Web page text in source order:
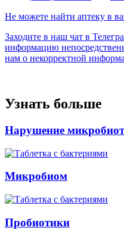
Не можете найти аптеку в
Заходите в наш чат в
информацию
нам о некорректной
Узнать больше
Нарушение
Микробиом
Пробиотики